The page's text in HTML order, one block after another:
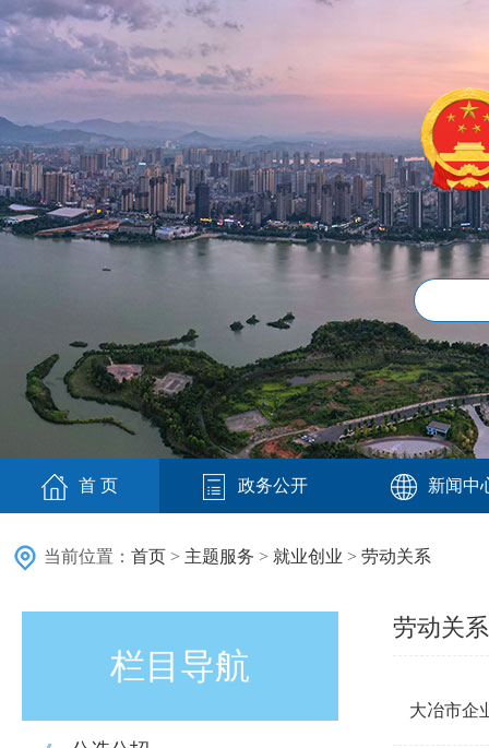
首 页 政务公开 新闻中
当前位置： 首页 > 主题服务 > 就业创业 > 劳动关系
栏目导航
劳动关系
大冶市企